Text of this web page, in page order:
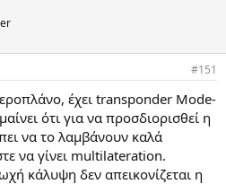
#151
έχει transponder Mode-
ότι για να προσδιορισθεί η
να το λαμβάνουν καλά
να γίνει multilateration.
κάλυψη δεν απεικονίζεται η